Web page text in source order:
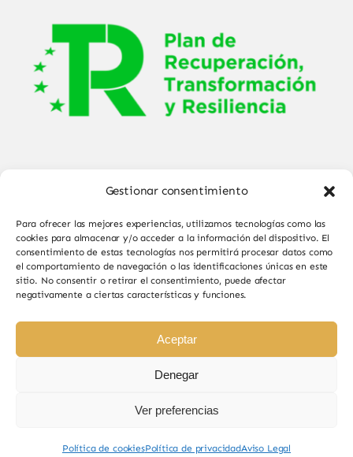
Gestionar consentimiento
Para ofrecer las mejores experiencias, utilizamos tecnologías como las
cookies para almacenar y/o acceder a la información del dispositivo. El
consentimiento de estas tecnologías nos permitirá procesar datos como
el comportamiento de navegación o las identificaciones únicas en este
sitio. No consentir o retirar el consentimiento, puede afectar
negativamente a ciertas características y funciones.
Aceptar
Denegar
Ver preferencias
Política de cookiesPolítica de privacidadAviso Legal
© Copyright 2025 - 2026•Sabor de Sayago
Todos los derechos reservados • Diseño por
Paginas Web Iván González
Sabor de Sayago en Bermillo de Sayago, productos